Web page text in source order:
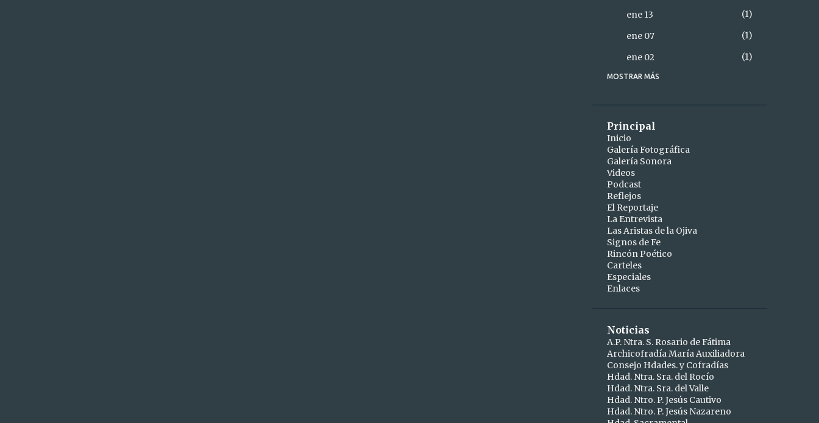
ene 13
1
ene 07
1
ene 02
1
2021
dic 28
dic 26
abril
abr 15
abr 10
marzo
mar 25
mar 24
mar 19
mar 16
1
mar 11
mar 09
mar 06
mar 04
febrero
MOSTRAR MÁS
Principal
Inicio
Galería Fotográfica
Galería Sonora
Videos
Podcast
Reflejos
El Reportaje
La Entrevista
Las Aristas de la Ojiva
Signos de Fe
Rincón Poético
Carteles
Especiales
Enlaces
Noticias
A.P. Ntra. S. Rosario de Fátima
Archicofradía María Auxiliadora
Consejo Hdades. y Cofradías
Hdad. Ntra. Sra. del Rocío
Hdad. Ntra. Sra. del Valle
Hdad. Ntro. P. Jesús Cautivo
Hdad. Ntro. P. Jesús Nazareno